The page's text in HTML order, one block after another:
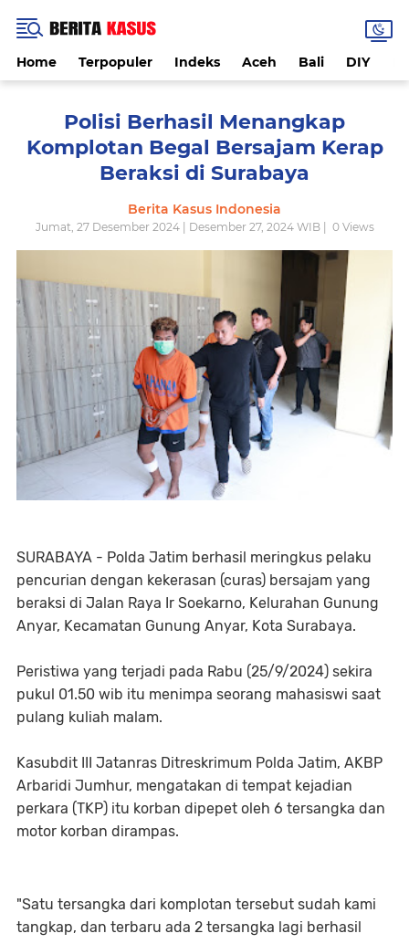
Home Terpopuler Indeks Aceh Bali DIY
Polisi Berhasil Menangkap
Komplotan Begal Bersajam Kerap
Beraksi di Surabaya
Berita Kasus Indonesia
Jumat, 27 Desember 2024 | Desember 27, 2024 WIB | 0Views
SURABAYA - Polda Jatim berhasil meringkus pelaku
pencurian dengan kekerasan (curas) bersajam yang
beraksi di Jalan Raya Ir Soekarno, Kelurahan Gunung
Anyar, Kecamatan Gunung Anyar, Kota Surabaya.
Peristiwa yang terjadi pada Rabu (25/9/2024) sekira
pukul 01.50 wib itu menimpa seorang mahasiswi saat
pulang kuliah malam.
Kasubdit III Jatanras Ditreskrimum Polda Jatim, AKBP
Arbaridi Jumhur, mengatakan di tempat kejadian
perkara (TKP) itu korban dipepet oleh 6 tersangka dan
motor korban dirampas.
"Satu tersangka dari komplotan tersebut sudah kami
tangkap, dan terbaru ada 2 tersangka lagi berhasil